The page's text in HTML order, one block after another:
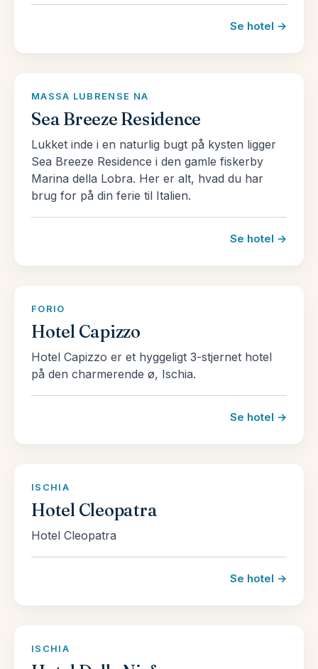
kan man opleve kølige vintre og hede somre,
mens klimaet lunes, jo mere syd man rejser. Kort
Læs mere om Italien og landet mange fantastiske
rejsemålher!
Se hotel →
MASSA LUBRENSE NA
Sea Breeze Residence
Lukket inde i en naturlig bugt på kysten ligger
Sea Breeze Residence i den gamle fiskerby
Marina della Lobra. Her er alt, hvad du har
brug for på din ferie til Italien.
Se hotel →
FORIO
Hotel Capizzo
Hotel Capizzo er et hyggeligt 3-stjernet hotel
på den charmerende ø, Ischia.
Se hotel →
ISCHIA
Hotel Cleopatra
Hotel Cleopatra
Se hotel →
ISCHIA